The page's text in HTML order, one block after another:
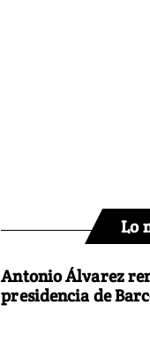
Lo
Antonio Álvarez
presidencia de